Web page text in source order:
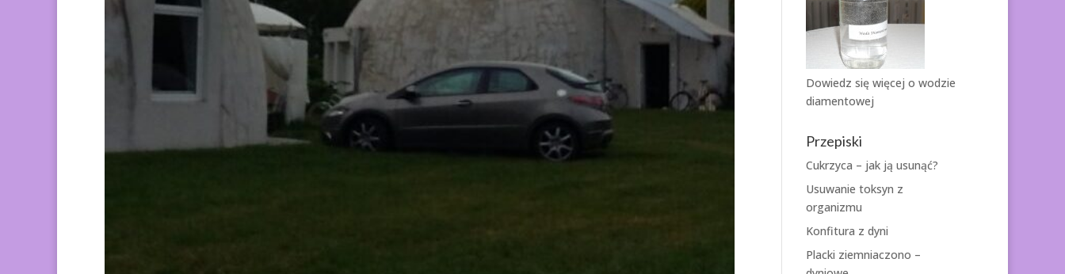
Dowiedz się więcej o wodzie
diamentowej
Przepiski
Cukrzyca – jak ją usunąć?
Usuwanie toksyn z
organizmu
Konfitura z dyni
Placki ziemniaczono –